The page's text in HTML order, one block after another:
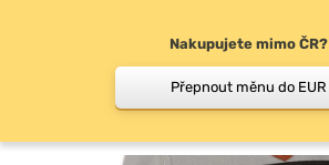
Nakupujete mimo ČR?
Přepnout měnu do EUR